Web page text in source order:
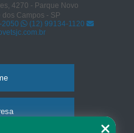
4270 - Parque Novo
Campos - SP
2050
(12) 99134-1120